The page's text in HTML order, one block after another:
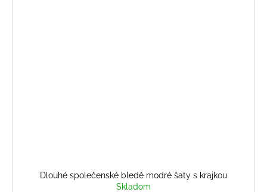
Dlouhé společenské bledě modré šaty s krajkou
Skladom